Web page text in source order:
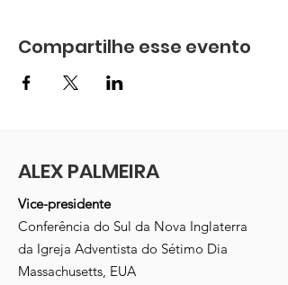
Compartilhe esse evento
ALEX PALMEIRA
Vice-presidente
Conferência do Sul da Nova Inglaterra
da Igreja Adventista do Sétimo Dia
Massachusetts, EUA